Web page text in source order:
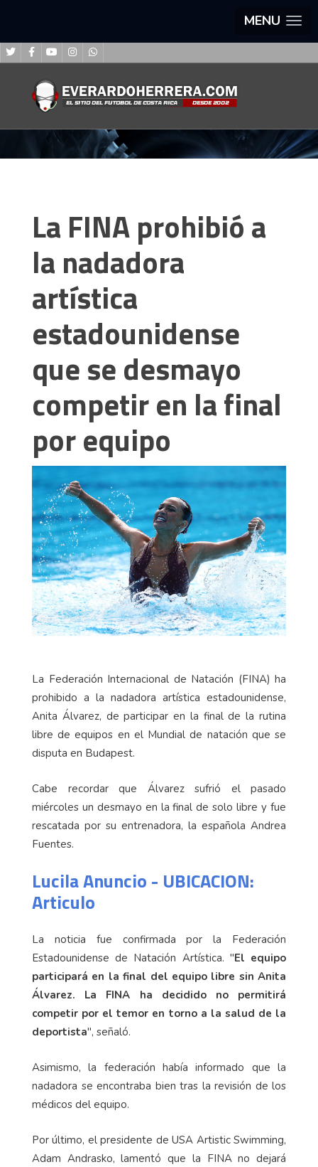
MENU
La FINA prohibió a
la nadadora
artística
estadounidense
que se desmayo
competir en la final
por equipo
La Federación Internacional de Natación (FINA) ha
prohibido a la nadadora artística estadounidense,
Anita Álvarez, de participar en la final de la rutina
libre de equipos en el Mundial de natación que se
disputa en Budapest.
Cabe recordar que Álvarez sufrió el pasado
miércoles un desmayo en la final de solo libre y fue
rescatada por su entrenadora, la española Andrea
Fuentes.
Lucila Anuncio - UBICACION:
Articulo
La noticia fue confirmada por la Federación
Estadounidense de Natación Artística. "El equipo
participará en la final del equipo libre sin Anita
Álvarez. La FINA ha decidido no permitirá
competir por el temor en torno a la salud de la
deportista", señaló.
Asimismo, la federación había informado que la
nadadora se encontraba bien tras la revisión de los
médicos del equipo.
Por último, el presidente de USA Artistic Swimming,
Adam Andrasko, lamentó que la FINA no dejará